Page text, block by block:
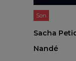
Son
Sacha
Nandé